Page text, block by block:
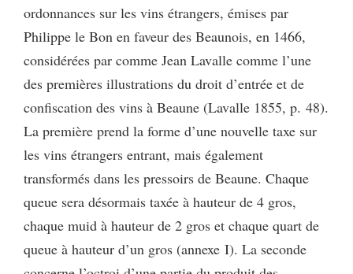
ordonnances sur les vins étrangers, émises par
Philippe le Bon en faveur des Beaunois, en 1466,
considérées par comme Jean Lavalle comme l’une
des premières illustrations du droit d’entrée et de
confiscation des vins à Beaune (Lavalle 1855, p. 48).
La première prend la forme d’une nouvelle taxe sur
les vins étrangers entrant, mais également
transformés dans les pressoirs de Beaune. Chaque
queue sera désormais taxée à hauteur de 4 gros,
chaque muid à hauteur de 2 gros et chaque quart de
queue à hauteur d’un gros (annexe I). La seconde